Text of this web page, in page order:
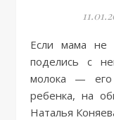
Если мама не знает, зачем кормить грудью,
поделись с
молока — его
ребенка, на
Наталья